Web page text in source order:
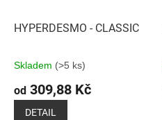
HYPERDESMO - CLASSIC
Skladem (>5 ks)
od 309,88 Kč
DETAIL